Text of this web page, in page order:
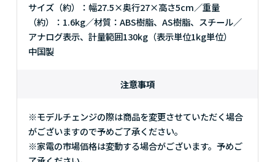
サイズ（約）：幅27.5×奥行27×高さ5cm／重量
（約）：1.6kg／材質：ABS樹脂、AS樹脂、スチール／
アナログ表示、計量範囲130kg（表示単位1kg単位）
中国製
注意事項
※モデルチェンジの際は商品を変更させていただく場合
がございますので予めご了承ください。
※家電の市場価格は変動する場合がございます。予めご